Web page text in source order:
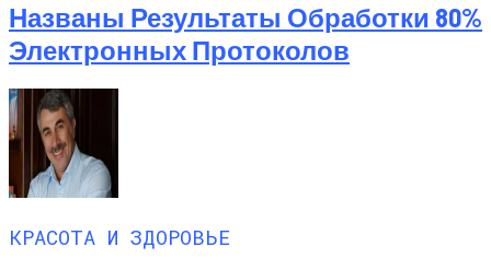
Названы Результаты Обработки 80%
Электронных Протоколов
КРАСОТА И ЗДОРОВЬЕ